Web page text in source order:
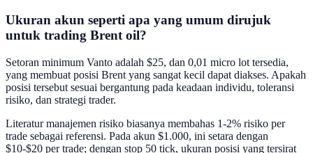
Ukuran akun seperti apa yang umum dirujuk
untuk trading Brent oil?
Setoran minimum Vanto adalah $25, dan 0,01 micro lot tersedia,
yang membuat posisi Brent yang sangat kecil dapat diakses. Apakah
posisi tersebut sesuai bergantung pada keadaan individu, toleransi
risiko, dan strategi trader.
Literatur manajemen risiko biasanya membahas 1-2% risiko per
trade sebagai referensi. Pada akun $1.000, ini setara dengan
$10-$20 per trade; dengan stop 50 tick, ukuran posisi yang tersirat